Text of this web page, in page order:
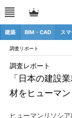
建築 BIM・CAD ス
調査リポート
「日本の建設
材をヒューマ
調査レポート
ヒューマンリソシ